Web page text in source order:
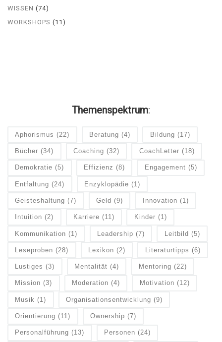
WISSEN (74)
WORKSHOPS (11)
Themenspektrum:
Aphorismus (22) Beratung (4) Bildung (17)
Bücher (34) Coaching (32) CoachLetter (18)
Demokratie (5) Effizienz (8) Engagement (5)
Entfaltung (24) Enzyklopädie (1)
Geisteshaltung (7) Geld (9) Innovation (1)
Intuition (2) Karriere (11) Kinder (1)
Kommunikation (1) Leadership (7) Leitbild (5)
Leseproben (28) Lexikon (2) Literaturtipps (6)
Lustiges (3) Mentalität (4) Mentoring (22)
Mission (3) Moderation (4) Motivation (12)
Musik (1) Organisationsentwicklung (9)
Orientierung (11) Ownership (7)
Personalführung (13) Personen (24)